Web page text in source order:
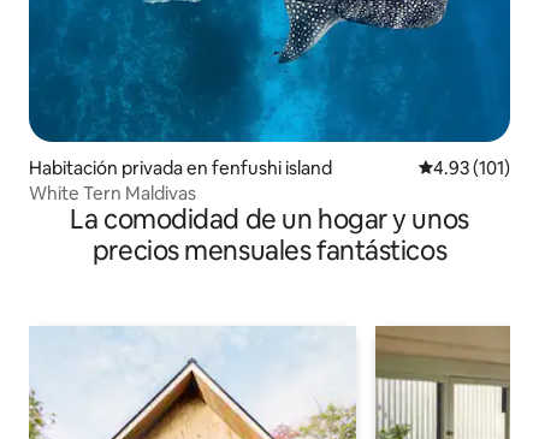
Habitación privada en fenfushi island Calificación
4.93 (101)
White Tern Maldivas
La comodidad de un hogar y unos
precios mensuales fantásticos